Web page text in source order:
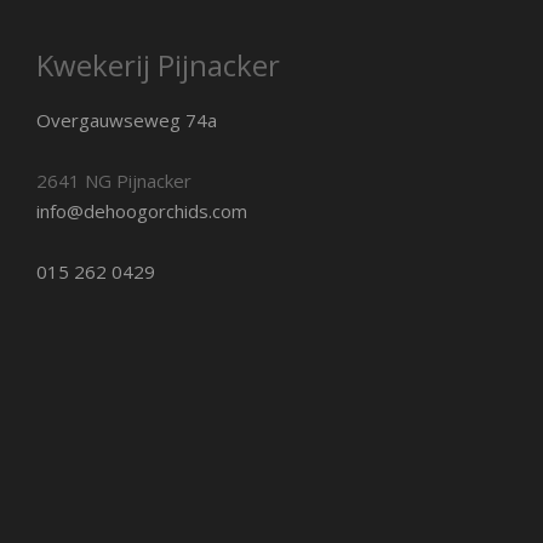
Kwekerij Pijnacker
Overgauwseweg 74a
2641 NG Pijnacker
info@dehoogorchids.com
015 262 0429